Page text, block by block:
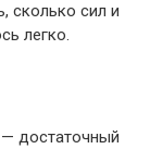
сколько сил и
легко.
достаточный